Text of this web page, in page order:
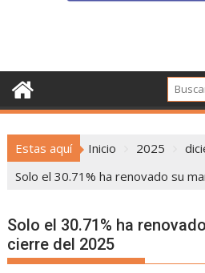
Estas aquí Inicio 2025
Solo el 30.71% ha renovado su
Solo el 30.71% ha
cierre del 2025